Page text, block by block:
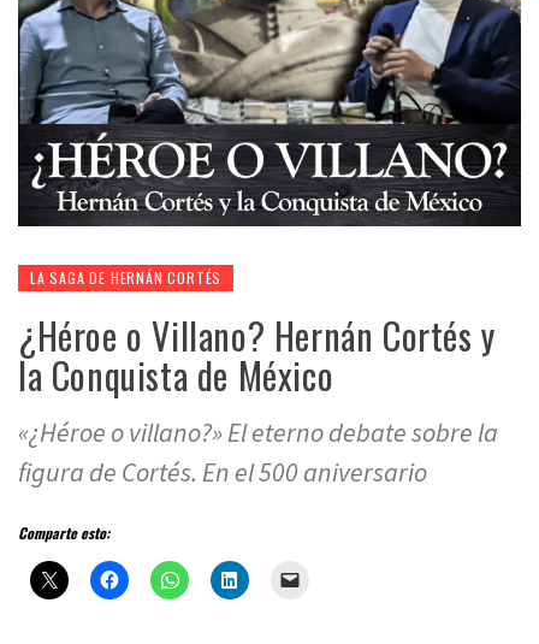
LA SAGA DE HERNÁN CORTÉS
¿Héroe o Villano? Hernán Cortés y
la Conquista de México
«¿Héroe o villano?» El eterno debate sobre la
figura de Cortés. En el 500 aniversario
Comparte esto: